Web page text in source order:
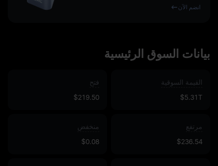
انضم الآن
بيانات السوق الرئيسية
القيمة السوقية
$5.31T
فتح
$219.50
مرتفع
$236.54
منخفض
$0.08